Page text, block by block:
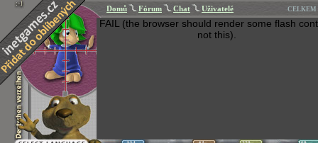
Domů Fórum Chat Uživatelé CELKEM
FAIL (the browser should render some flash
not this).